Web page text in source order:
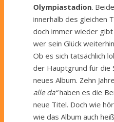
Olympiastadion.
innerhalb des gleichen
doch immer wieder
wer sein Glück
Ob es sich tatsächlich
der Hauptgrund für die
neues Album. Zehn
alle da“haben es die
neue Titel. Doch wie
wie das Album auch